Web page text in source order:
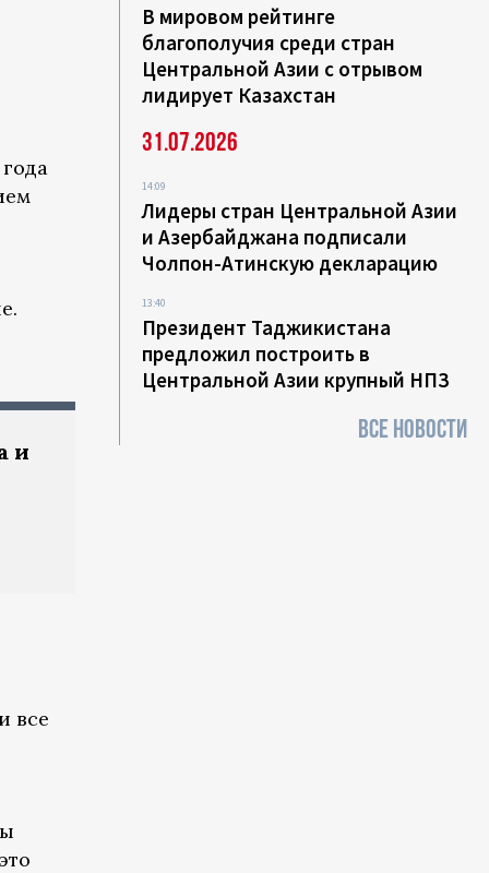
и
все
В мировом рейтинге
благополучия среди стран
Центральной Азии с отрывом
лидирует Казахстан
31.07.2026
14:09
Лидеры стран Центральной Азии
и Азербайджана подписали
Чолпон-Атинскую декларацию
13:40
Президент Таджикистана
предложил построить в
Центральной Азии крупный НПЗ
ВСЕ НОВОСТИ